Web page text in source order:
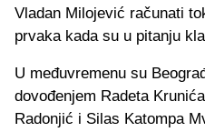
Vladan Milojević računati
prvaka kada su u pitanju
U međuvremenu su
dovođenjem Radeta
Radonjić i Silas Katompa